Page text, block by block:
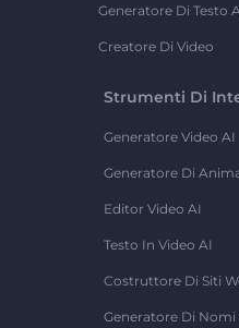
Generatore Di Testo
Creatore Di Video
Strumenti Di
Generatore Video AI
Generatore Di
Editor Video AI
Testo In Video AI
Costruttore Di Siti
Generatore Di Nomi